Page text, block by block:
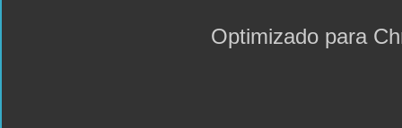
Optimizado para